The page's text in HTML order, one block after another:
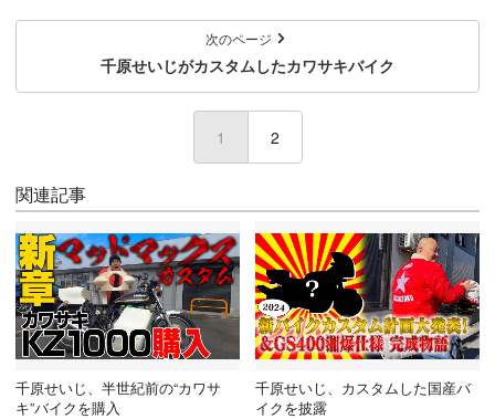
次のページ
千原せいじがカスタムしたカワサキバイク
1 (current)
2
関連記事
千原せいじ、半世紀前の“カワサ
キ”バイクを購入
千原せいじ、カスタムした国産バ
イクを披露